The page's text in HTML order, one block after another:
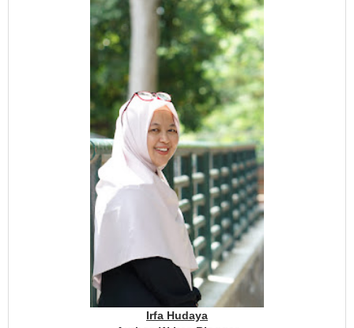
Irfa Hudaya